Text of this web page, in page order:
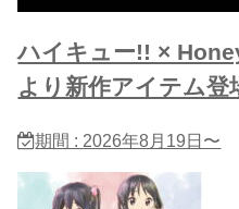
ハイキュー!! ×
より新作アイテム登
期間 : 2026年8月19日〜